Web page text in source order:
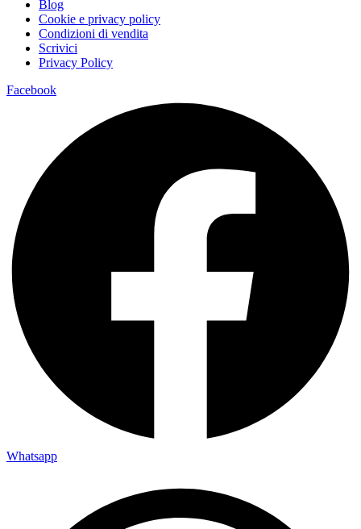
Blog
Cookie e privacy policy
Condizioni di vendita
Scrivici
Privacy Policy
Facebook
Whatsapp